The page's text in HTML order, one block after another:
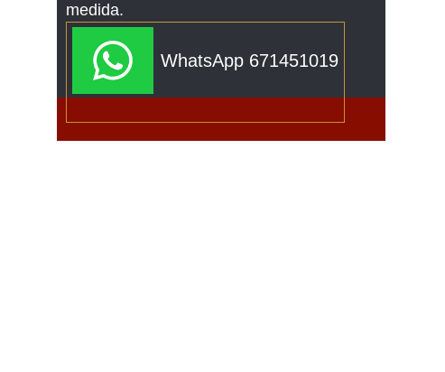
medida.
WhatsApp 671451019